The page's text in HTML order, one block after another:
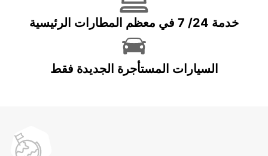
خدمة 24/ 7 في معظم المطارات الرئيسية
السيارات المستأجرة الجديدة فقط